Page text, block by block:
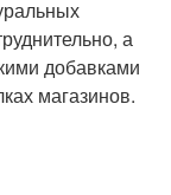
а
добавками
магазинов.